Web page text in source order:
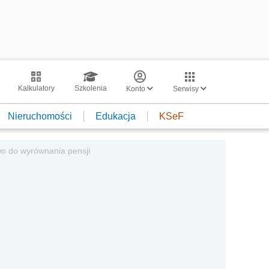
Kalkulatory Szkolenia Konto Serwisy
Nieruchomości Edukacja KSeF
do wyrównania pensji